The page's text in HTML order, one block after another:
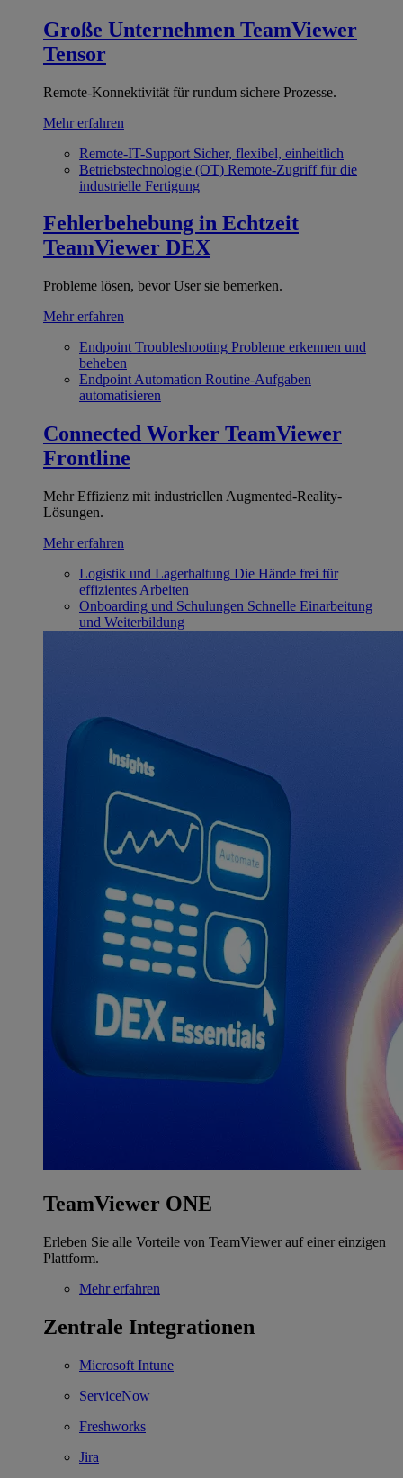
Große Unternehmen TeamViewer
Tensor
Remote-Konnektivität für rundum sichere Prozesse.
Mehr erfahren
Remote-IT-Support Sicher, flexibel, einheitlich
Betriebstechnologie (OT) Remote-Zugriff für die
industrielle Fertigung
Fehlerbehebung in Echtzeit
TeamViewer DEX
Probleme lösen, bevor User sie bemerken.
Mehr erfahren
Endpoint Troubleshooting Probleme erkennen und
beheben
Endpoint Automation Routine-Aufgaben
automatisieren
Connected Worker TeamViewer
Frontline
Mehr Effizienz mit industriellen Augmented-Reality-
Lösungen.
Mehr erfahren
Logistik und Lagerhaltung Die Hände frei für
effizientes Arbeiten
Onboarding und Schulungen Schnelle Einarbeitung
und Weiterbildung
TeamViewer ONE
Erleben Sie alle Vorteile von TeamViewer auf einer einzigen
Plattform.
Mehr erfahren
Zentrale Integrationen
Microsoft Intune
ServiceNow
Freshworks
Jira